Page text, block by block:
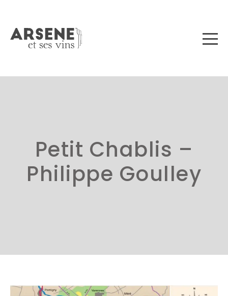
Petit Chablis –
Philippe Goulley